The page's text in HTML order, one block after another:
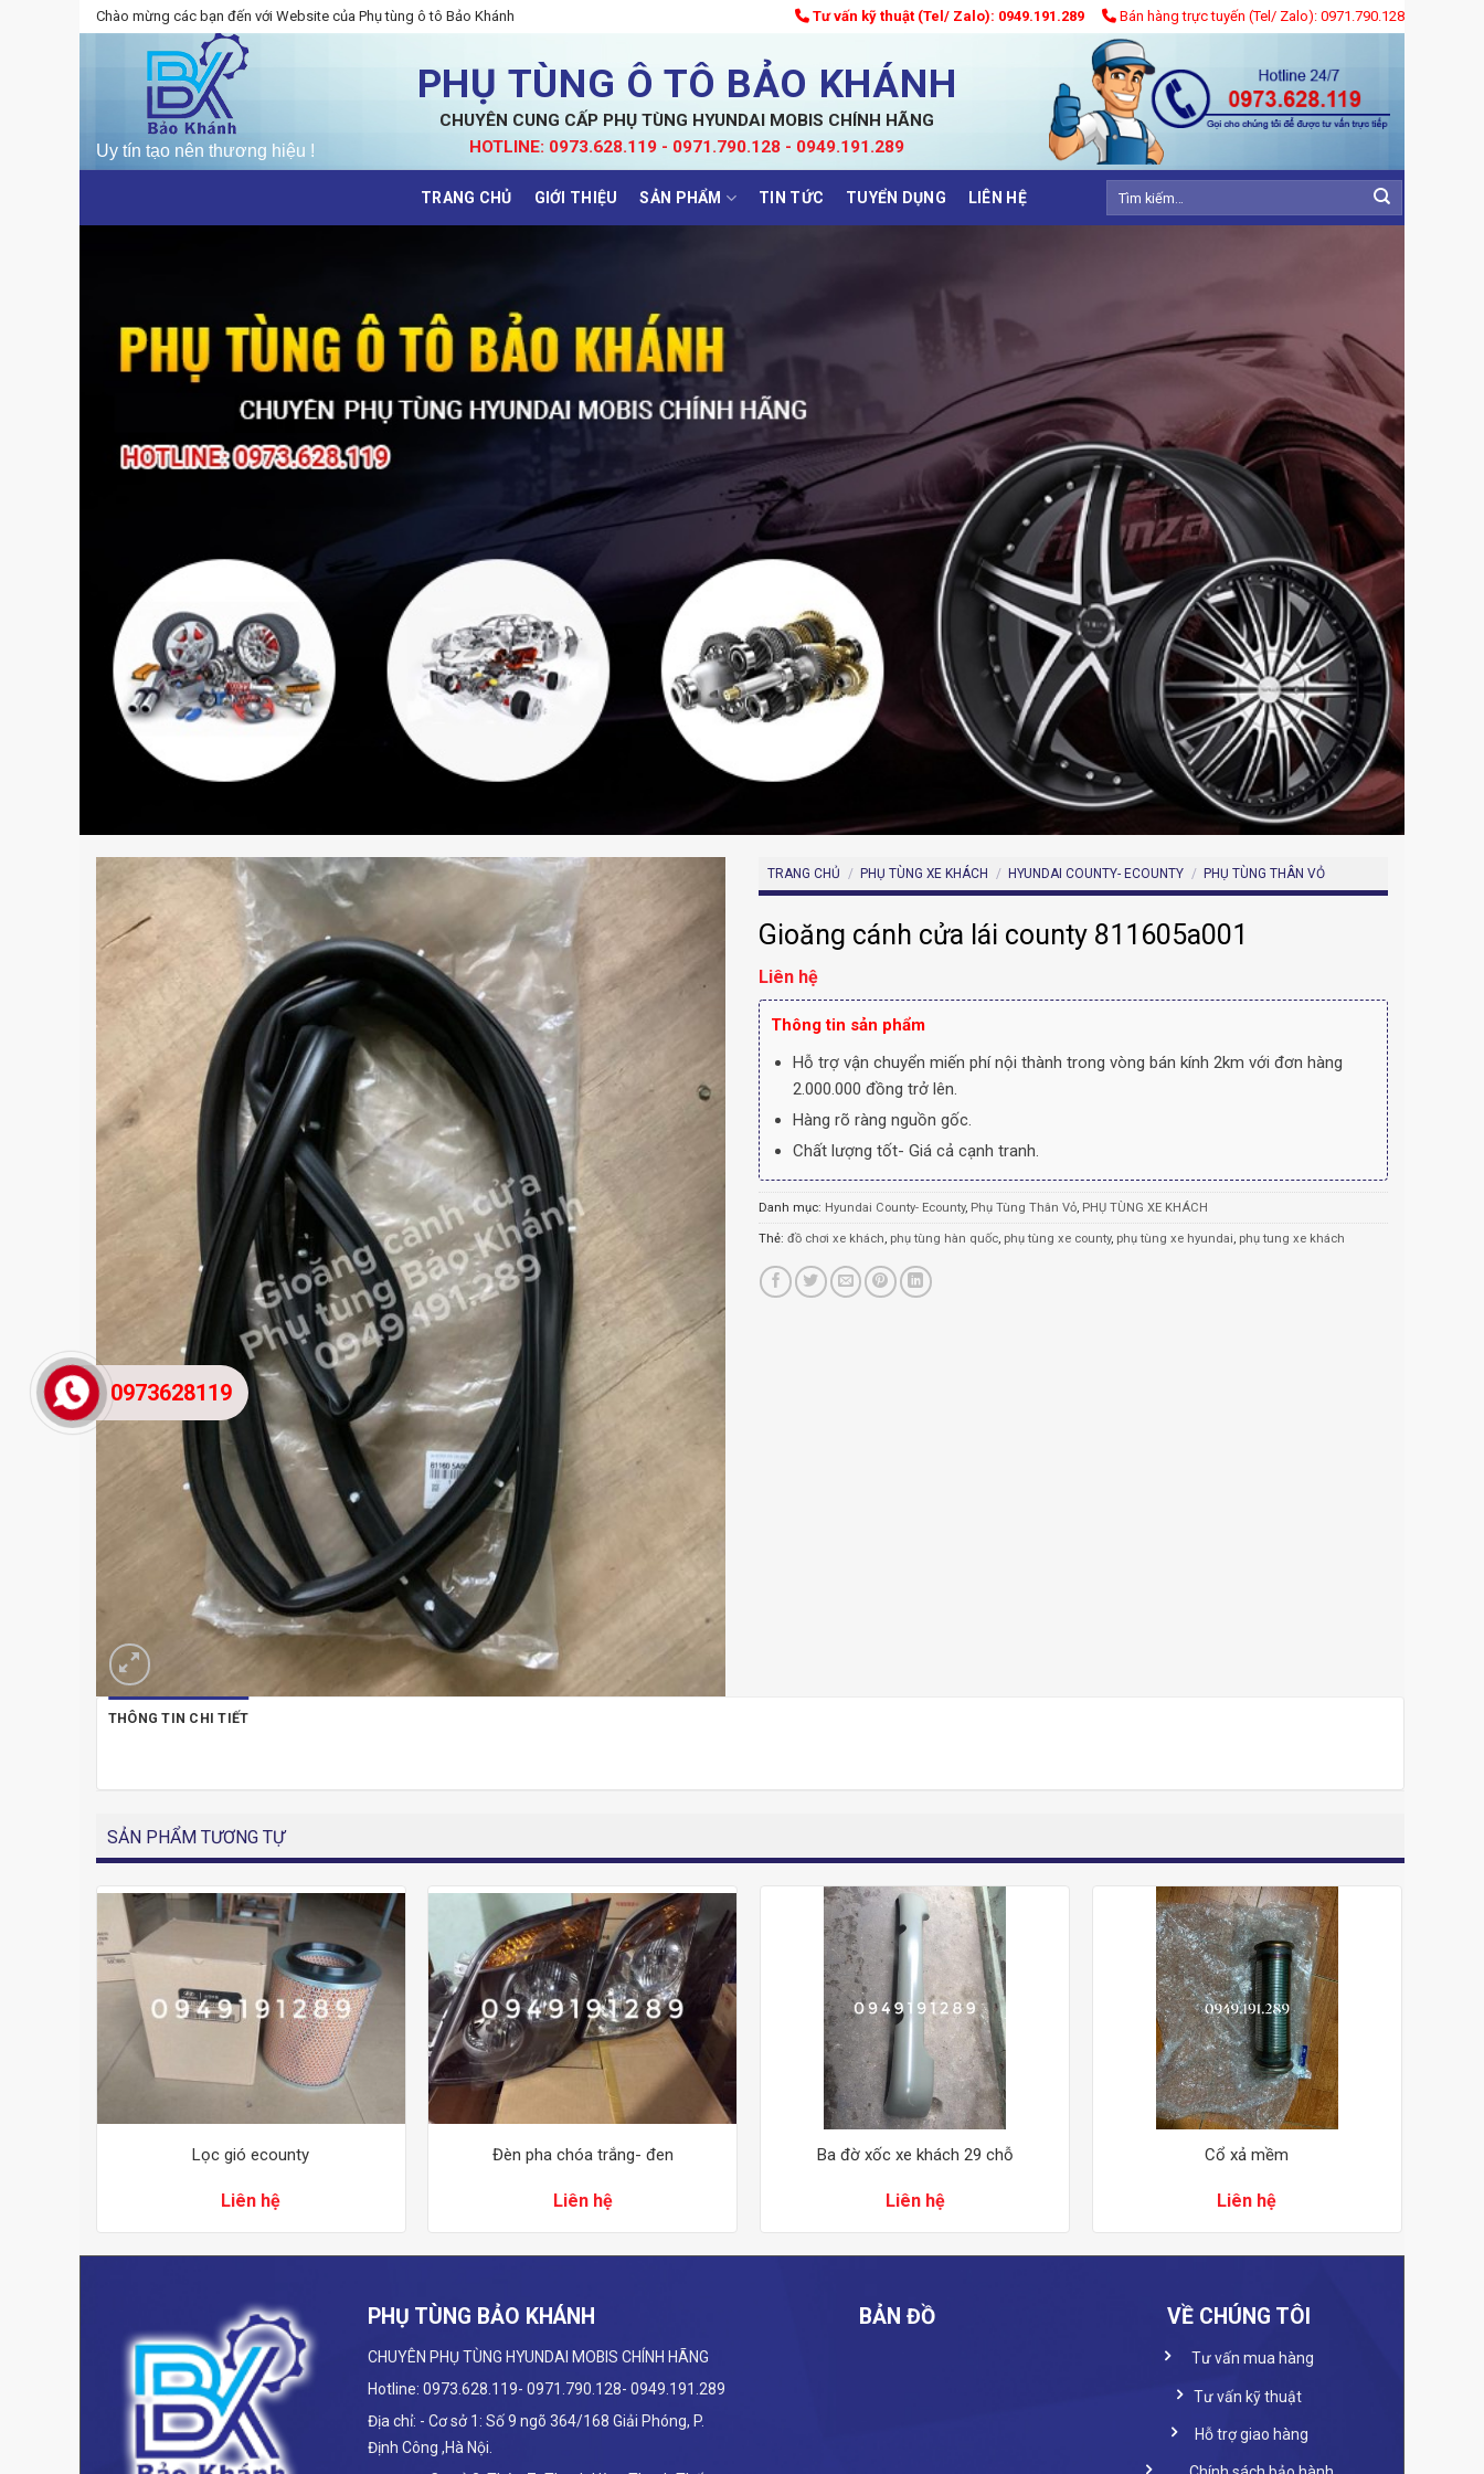
Skip
to
Chào mừng các bạn đến với Website của Phụ tùng ô tô Bảo Khánh Tư vấn kỹ thuật (Tel/ Zalo): 0949.191.289 Bán hàng trực tuyến (Tel/ Zalo): 0971.790.128
PHỤ TÙNG Ô TÔ BẢO KHÁNH
CHUYÊN CUNG CẤP PHỤ TÙNG HYUNDAI MOBIS CHÍNH HÃNG
HOTLINE: 0973.628.119 - 0971.790.128 - 0949.191.289
TRANG CHỦ GIỚI THIỆU SẢN PHẨM TIN TỨC TUYỂN DỤNG LIÊN HỆ
Tìm
TRANG CHỦ / PHỤ TÙNG XE KHÁCH / HYUNDAI COUNTY- ECOUNTY / PHỤ TÙNG THÂN VỎ
Gioăng cánh cửa lái county 811605a001
Liên hệ
Thông tin sản phẩm
Hỗ trợ vận chuyển miến phí nội thành trong vòng bán kính 2km với đơn hàng
2.000.000 đồng trở lên.
Hàng rõ ràng nguồn gốc.
Chất lượng tốt- Giá cả cạnh tranh.
Danh mục: Hyundai County- Ecounty, Phụ Tùng Thân Vỏ, PHỤ TÙNG XE KHÁCH
Thẻ: đồ chơi xe khách, phụ tùng hàn quốc, phụ tùng xe county, phụ tùng xe hyundai, phụ tung xe khách
THÔNG TIN CHI TIẾT
SẢN PHẨM TƯƠNG TỰ
Lọc gió ecounty
Liên hệ
Đèn pha chóa trắng- đen
Liên hệ
Ba đờ xốc xe khách 29 chỗ
Liên hệ
Cổ xả mềm
Liên hệ
PHỤ TÙNG BẢO KHÁNH
CHUYÊN PHỤ TÙNG HYUNDAI MOBIS CHÍNH HÃNG
Hotline: 0973.628.119- 0971.790.128- 0949.191.289
Địa chỉ: - Cơ sở 1: Số 9 ngõ 364/168 Giải Phóng, P.
Định Công ,Hà Nội.
BẢN ĐỒ VỀ CHÚNG TÔI
Tư vấn mua hàng
Tư vấn kỹ thuật
Hỗ trợ giao hàng
0973628119